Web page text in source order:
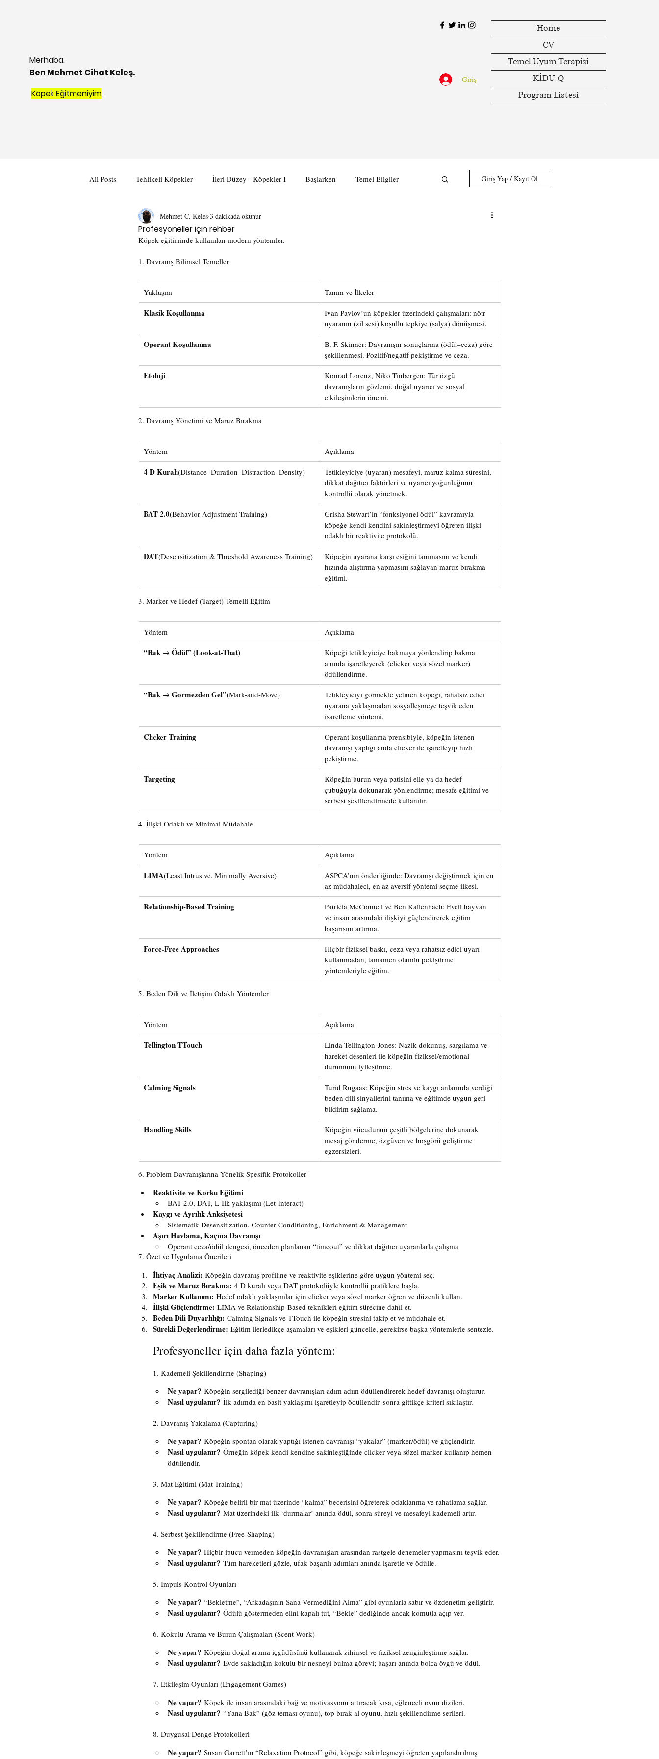
Merhaba.
Ben Mehmet Cihat Keleş.
Köpek Eğitmeniyim.
Giriş
Home
CV
Temel Uyum Terapisi
KİDU-Q
Program Listesi
All Posts Tehlikeli Köpekler İleri Düzey - Köpekler I Başlarken Temel Bilgiler
Köpeklerle İletişim I Köpeklerle İletişim II
Giriş Yap / Kayıt Ol
Profesyoneller için rehber
Mehmet C. Keles 3 dakikada okunur
Köpek eğitiminde kullanılan modern yöntemler.
1. Davranış Bilimsel Temeller
Yaklaşım Tanım ve İlkeler
Klasik Koşullanma
Ivan Pavlov’un köpekler üzerindeki çalışmaları: nötr
uyaranın (zil sesi) koşullu tepkiye (salya) dönüşmesi.
Operant Koşullanma
B. F. Skinner: Davranışın sonuçlarına (ödül–ceza) göre
şekillenmesi. Pozitif/negatif pekiştirme ve ceza.
Etoloji
Konrad Lorenz, Niko Tinbergen: Tür özgü
davranışların gözlemi, doğal uyarıcı ve sosyal
etkileşimlerin önemi.
2. Davranış Yönetimi ve Maruz Bırakma
Yöntem Açıklama
4 D Kuralı(Distance–Duration–Distraction–Density)
Tetikleyiciye (uyaran) mesafeyi, maruz kalma süresini,
dikkat dağıtıcı faktörleri ve uyarıcı yoğunluğunu
kontrollü olarak yönetmek.
BAT 2.0(Behavior Adjustment Training)
Grisha Stewart’in “fonksiyonel ödül” kavramıyla
köpeğe kendi kendini sakinleştirmeyi öğreten ilişki
odaklı bir reaktivite protokolü.
DAT(Desensitization & Threshold Awareness Training)
Köpeğin uyarana karşı eşiğini tanımasını ve kendi
hızında alıştırma yapmasını sağlayan maruz bırakma
eğitimi.
3. Marker ve Hedef (Target) Temelli Eğitim
Yöntem Açıklama
“Bak → Ödül” (Look-at-That)
Köpeği tetikleyiciye bakmaya yönlendirip bakma
anında işaretleyerek (clicker veya sözel marker)
ödüllendirme.
“Bak → Görmezden Gel”(Mark-and-Move)
Tetikleyiciyi görmekle yetinen köpeği, rahatsız edici
uyarana yaklaşmadan sosyalleşmeye teşvik eden
işaretleme yöntemi.
Clicker Training
Operant koşullanma prensibiyle, köpeğin istenen
davranışı yaptığı anda clicker ile işaretleyip hızlı
pekiştirme.
Targeting
Köpeğin burun veya patisini elle ya da hedef
çubuğuyla dokunarak yönlendirme; mesafe eğitimi ve
serbest şekillendirmede kullanılır.
4. İlişki-Odaklı ve Minimal Müdahale
Yöntem Açıklama
LIMA(Least Intrusive, Minimally Aversive)
ASPCA’nın önderliğinde: Davranışı değiştirmek için en
az müdahaleci, en az aversif yöntemi seçme ilkesi.
Relationship-Based Training
Patricia McConnell ve Ben Kallenbach: Evcil hayvan
ve insan arasındaki ilişkiyi güçlendirerek eğitim
başarısını artırma.
Force-Free Approaches
Hiçbir fiziksel baskı, ceza veya rahatsız edici uyarı
kullanmadan, tamamen olumlu pekiştirme
yöntemleriyle eğitim.
5. Beden Dili ve İletişim Odaklı Yöntemler
Yöntem Açıklama
Tellington TTouch
Linda Tellington-Jones: Nazik dokunuş, sargılama ve
hareket desenleri ile köpeğin fiziksel/emotional
durumunu iyileştirme.
Calming Signals
Turid Rugaas: Köpeğin stres ve kaygı anlarında verdiği
beden dili sinyallerini tanıma ve eğitimde uygun geri
bildirim sağlama.
Handling Skills
Köpeğin vücudunun çeşitli bölgelerine dokunarak
mesaj gönderme, özgüven ve hoşgörü geliştirme
egzersizleri.
6. Problem Davranışlarına Yönelik Spesifik Protokoller
Reaktivite ve Korku Eğitimi
BAT 2.0, DAT, L-İlk yaklaşımı (Let-Interact)
Kaygı ve Ayrılık Anksiyetesi
Sistematik Desensitization, Counter-Conditioning, Enrichment & Management
Aşırı Havlama, Kaçma Davranışı
Operant ceza/ödül dengesi, önceden planlanan “timeout” ve dikkat dağıtıcı uyaranlarla çalışma
7. Özet ve Uygulama Önerileri
İhtiyaç Analizi: Köpeğin davranış profiline ve reaktivite eşiklerine göre uygun yöntemi seç.
Eşik ve Maruz Bırakma: 4 D kuralı veya DAT protokolüyle kontrollü pratiklere başla.
Marker Kullanımı: Hedef odaklı yaklaşımlar için clicker veya sözel marker öğren ve düzenli kullan.
İlişki Güçlendirme: LIMA ve Relationship-Based teknikleri eğitim sürecine dahil et.
Beden Dili Duyarlılığı: Calming Signals ve TTouch ile köpeğin stresini takip et ve müdahale et.
Sürekli Değerlendirme: Eğitim ilerledikçe aşamaları ve eşikleri güncelle, gerekirse başka yöntemlerle sentezle.
Profesyoneller için daha fazla yöntem:
1. Kademeli Şekillendirme (Shaping)
Ne yapar? Köpeğin sergilediği benzer davranışları adım adım ödüllendirerek hedef davranışı oluşturur.
Nasıl uygulanır? İlk adımda en basit yaklaşımı işaretleyip ödüllendir, sonra gittikçe kriteri sıkılaştır.
2. Davranış Yakalama (Capturing)
Ne yapar? Köpeğin spontan olarak yaptığı istenen davranışı “yakalar” (marker/ödül) ve güçlendirir.
Nasıl uygulanır? Örneğin köpek kendi kendine sakinleştiğinde clicker veya sözel marker kullanıp hemen
ödüllendir.
3. Mat Eğitimi (Mat Training)
Ne yapar? Köpeğe belirli bir mat üzerinde “kalma” becerisini öğreterek odaklanma ve rahatlama sağlar.
Nasıl uygulanır? Mat üzerindeki ilk ‘durmalar’ anında ödül, sonra süreyi ve mesafeyi kademeli artır.
4. Serbest Şekillendirme (Free-Shaping)
Ne yapar? Hiçbir ipucu vermeden köpeğin davranışları arasından rastgele denemeler yapmasını teşvik eder.
Nasıl uygulanır? Tüm hareketleri gözle, ufak başarılı adımları anında işaretle ve ödülle.
5. İmpuls Kontrol Oyunları
Ne yapar? “Bekletme”, “Arkadaşının Sana Vermediğini Alma” gibi oyunlarla sabır ve özdenetim geliştirir.
Nasıl uygulanır? Ödülü göstermeden elini kapalı tut, “Bekle” dediğinde ancak komutla açıp ver.
6. Kokulu Arama ve Burun Çalışmaları (Scent Work)
Ne yapar? Köpeğin doğal arama içgüdüsünü kullanarak zihinsel ve fiziksel zenginleştirme sağlar.
Nasıl uygulanır? Evde sakladığın kokulu bir nesneyi bulma görevi; başarı anında bolca övgü ve ödül.
7. Etkileşim Oyunları (Engagement Games)
Ne yapar? Köpek ile insan arasındaki bağ ve motivasyonu artıracak kısa, eğlenceli oyun dizileri.
Nasıl uygulanır? “Yana Bak” (göz teması oyunu), top bırak-al oyunu, hızlı şekillendirme serileri.
8. Duygusal Denge Protokolleri
Ne yapar? Susan Garrett’ın “Relaxation Protocol” gibi, köpeğe sakinleşmeyi öğreten yapılandırılmış